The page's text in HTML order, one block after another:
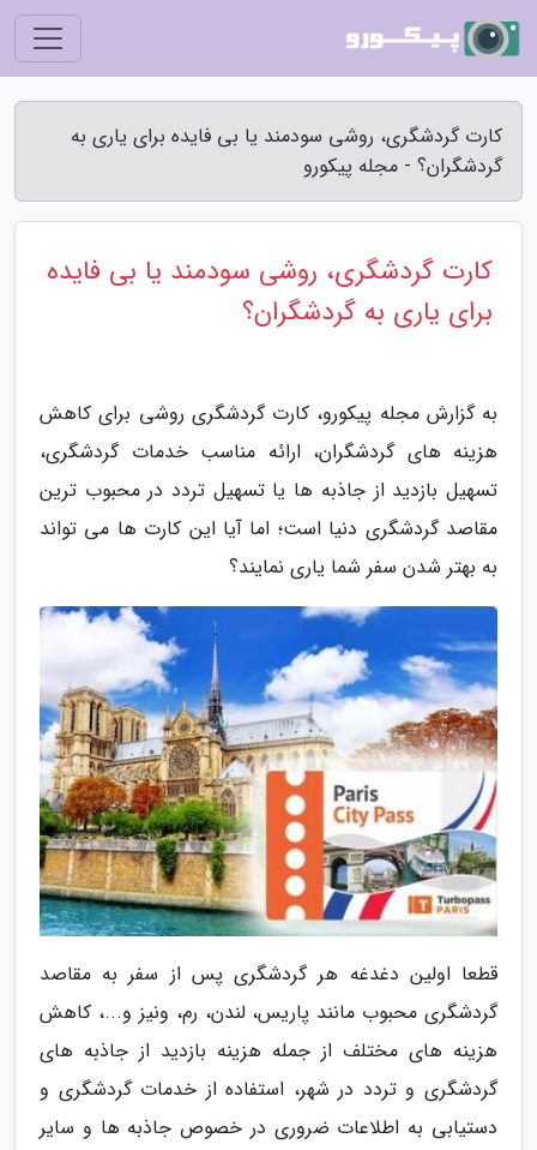
کارت گردشگری، روشی سودمند یا بی فایده برای یاری به
گردشگران؟ - مجله پیکورو
کارت گردشگری، روشی سودمند یا بی فایده
برای یاری به گردشگران؟
به گزارش مجله پیکورو، کارت گردشگری روشی برای کاهش
هزینه های گردشگران، ارائه مناسب خدمات گردشگری،
تسهیل بازدید از جاذبه ها یا تسهیل تردد در محبوب ترین
مقاصد گردشگری دنیا است؛ اما آیا این کارت ها می تواند
به بهتر شدن سفر شما یاری نمایند؟
قطعا اولین دغدغه هر گردشگری پس از سفر به مقاصد
گردشگری محبوب مانند پاریس، لندن، رم، ونیز و...، کاهش
هزینه های مختلف از جمله هزینه بازدید از جاذبه های
گردشگری و تردد در شهر، استفاده از خدمات گردشگری و
دستیابی به اطلاعات ضروری در خصوص جاذبه ها و سایر